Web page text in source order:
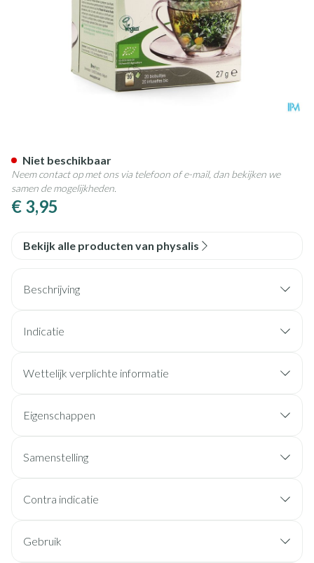
€ 3,95
Niet beschikbaar
Neem contact op met ons via telefoon of e-mail, dan bekijken we
samen de mogelijkheden.
Bekijk alle producten van physalis
Beschrijving
Indicatie
Wettelijk verplichte informatie
Eigenschappen
Samenstelling
Contra indicatie
Gebruik